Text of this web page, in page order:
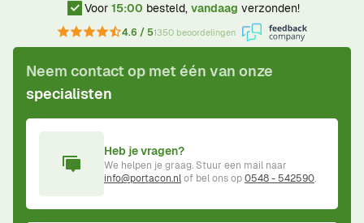
Voor 15:00 besteld, vandaag verzonden!
4.6 / 51350 beoordelingen
Neem contact op met één van onze
specialisten
Heb je vragen?
We helpen je graag. Stuur een mail naar
info@portacon.nlof bel ons op0548 - 542590.